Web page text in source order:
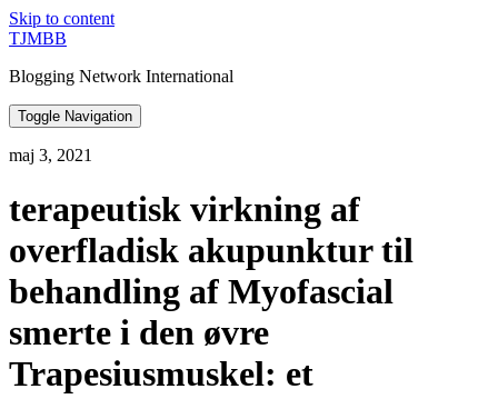
Skip to content
TJMBB
Blogging Network International
Toggle Navigation
maj 3, 2021
terapeutisk virkning af
overfladisk akupunktur til
behandling af Myofascial
smerte i den øvre
Trapesiusmuskel: et